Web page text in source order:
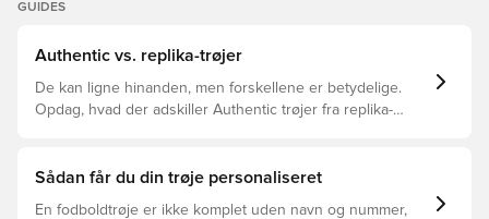
GUIDES
Authentic vs. replika-trøjer
De kan ligne hinanden, men forskellene er betydelige.
Opdag, hvad der adskiller Authentic trøjer fra replika-
Sådan får du din trøje personaliseret
En fodboldtrøje er ikke komplet uden navn og nummer,